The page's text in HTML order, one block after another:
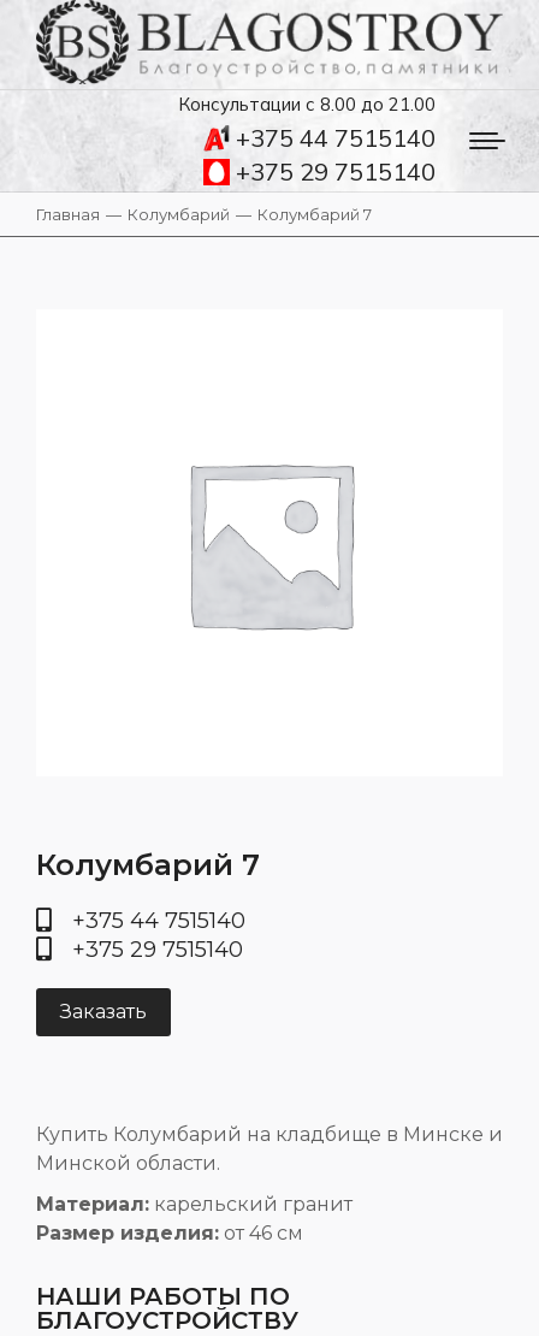
Консультации с 8.00 до 21.00
+375 44 7515140
+375 29 7515140
Вы здесь:
Главная Колумбарий Колумбарий 7
Колумбарий 7
+375 44 7515140
+375 29 7515140
Заказать
Купить Колумбарий на кладбище в Минске и
Минской области.
Материал: карельский гранит
Размер изделия: от 46 см
НАШИ РАБОТЫ ПО
БЛАГОУСТРОЙСТВУ